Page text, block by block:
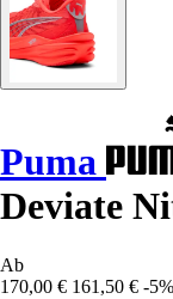
Puma
Deviate
Ab
170,00 € 161,50 € -5%